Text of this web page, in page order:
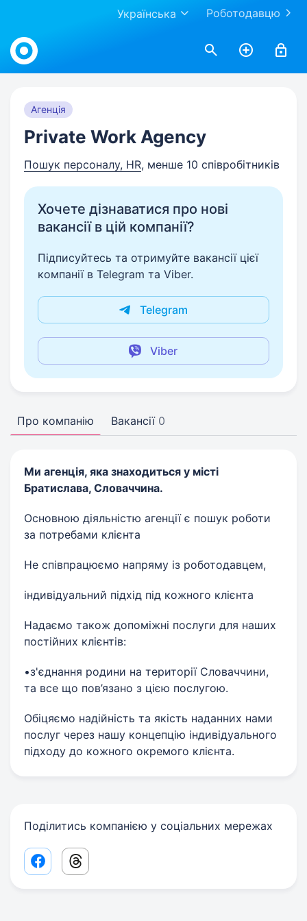
Роботодавцю
Українська
Work.ua
Агенція
Private Work Agency
Пошук персоналу, HR, менше 10 співробітників
Хочете дізнаватися про нові
вакансії в цій компанії?
Підписуйтесь та отримуйте вакансії цієї
компанії в Telegram та Viber.
Telegram
Viber
Про компанію Вакансії 0
Ми агенція, яка знаходиться у місті
Братислава, Словаччина.
Основною діяльністю агенції є пошук роботи
за потребами клієнта
Не співпрацюємо напряму із роботодавцем,
індивідуальний підхід під кожного клієнта
Надаємо також допоміжні послуги для наших
постійних клієнтів:
•з'єднання родини на території Словаччини,
та все що пов’язано з цією послугою.
Обіцяємо надійність та якість наданних нами
послуг через нашу концепцію індивідуального
підходу до кожного окремого клієнта.
Поділитись компанією у соціальних мережах
Facebook share link
Threads share link